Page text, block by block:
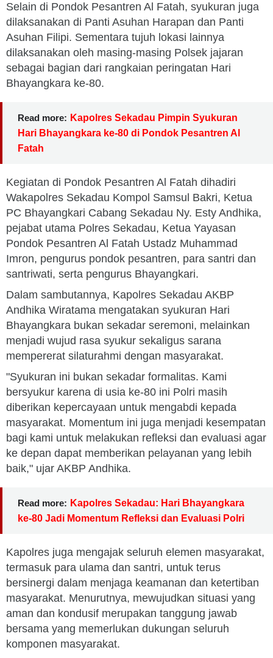
Selain di Pondok Pesantren Al Fatah, syukuran juga
dilaksanakan di Panti Asuhan Harapan dan Panti
Asuhan Filipi. Sementara tujuh lokasi lainnya
dilaksanakan oleh masing-masing Polsek jajaran
sebagai bagian dari rangkaian peringatan Hari
Bhayangkara ke-80.
Read more: Kapolres Sekadau Pimpin Syukuran
Hari Bhayangkara ke-80 di Pondok Pesantren Al
Fatah
Kegiatan di Pondok Pesantren Al Fatah dihadiri
Wakapolres Sekadau Kompol Samsul Bakri, Ketua
PC Bhayangkari Cabang Sekadau Ny. Esty Andhika,
pejabat utama Polres Sekadau, Ketua Yayasan
Pondok Pesantren Al Fatah Ustadz Muhammad
Imron, pengurus pondok pesantren, para santri dan
santriwati, serta pengurus Bhayangkari.
Dalam sambutannya, Kapolres Sekadau AKBP
Andhika Wiratama mengatakan syukuran Hari
Bhayangkara bukan sekadar seremoni, melainkan
menjadi wujud rasa syukur sekaligus sarana
mempererat silaturahmi dengan masyarakat.
"Syukuran ini bukan sekadar formalitas. Kami
bersyukur karena di usia ke-80 ini Polri masih
diberikan kepercayaan untuk mengabdi kepada
masyarakat. Momentum ini juga menjadi kesempatan
bagi kami untuk melakukan refleksi dan evaluasi agar
ke depan dapat memberikan pelayanan yang lebih
baik," ujar AKBP Andhika.
Read more: Kapolres Sekadau: Hari Bhayangkara
ke-80 Jadi Momentum Refleksi dan Evaluasi Polri
Kapolres juga mengajak seluruh elemen masyarakat,
termasuk para ulama dan santri, untuk terus
bersinergi dalam menjaga keamanan dan ketertiban
masyarakat. Menurutnya, mewujudkan situasi yang
aman dan kondusif merupakan tanggung jawab
bersama yang memerlukan dukungan seluruh
komponen masyarakat.